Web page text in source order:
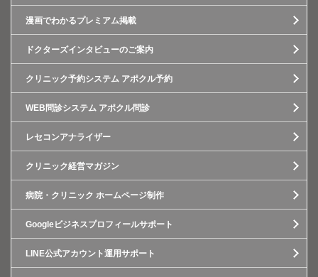
漫画でわかるプレミアム掲載
ドクターズインタビューのご案内
クリニック予約システム アポクル予約
WEB問診システム アポクル問診
レセコンアナライザー
クリニック経営マガジン
病院・クリニック ホームページ制作
Googleビジネスプロフィールサポート
LINE公式アカウント運用サポート